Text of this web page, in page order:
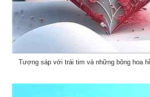
Tượng sáp với trái tim và những bông hoa